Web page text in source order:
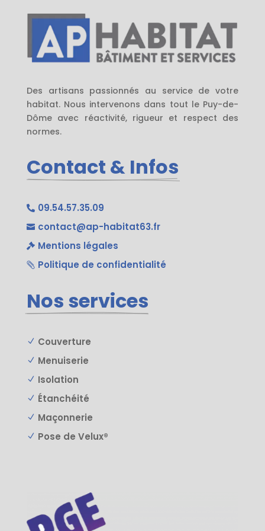
Des artisans passionnés au service de votre
habitat. Nous intervenons dans tout le Puy-de-
Dôme avec réactivité, rigueur et respect des
normes.
Contact & Infos
 09.54.57.35.09
 contact@ap-habitat63.fr
 Mentions légales
 Politique de confidentialité
Nos services
N Couverture
N Menuiserie
N Isolation
N Étanchéité
N Maçonnerie
N Pose de Velux®